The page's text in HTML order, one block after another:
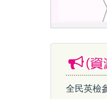
(資
全民英檢